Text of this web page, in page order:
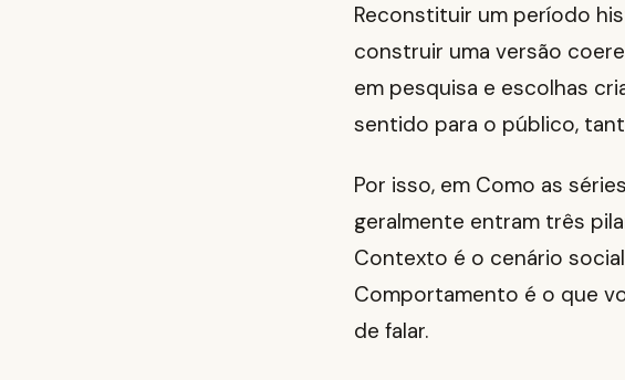
Reconstituir um período
construir uma versão
em pesquisa e escolhas
sentido para o público,
Por isso, em Como as
geralmente entram três
Contexto é o cenário
Comportamento é o que
de falar.